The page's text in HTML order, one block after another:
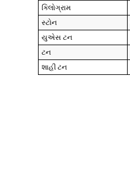
કિલોગ્રામ
સ્ટોન
યુએસ ટન
ટન
શાહી ટન